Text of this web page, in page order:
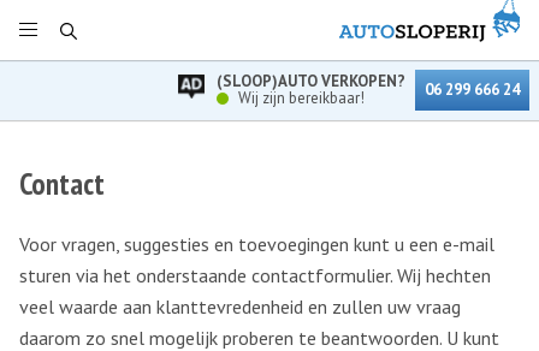
(SLOOP)AUTO VERKOPEN?
Wij zijn bereikbaar!
06 299 666 24
Contact
Voor vragen, suggesties en toevoegingen kunt u een e-mail
sturen via het onderstaande contactformulier. Wij hechten
veel waarde aan klanttevredenheid en zullen uw vraag
daarom zo snel mogelijk proberen te beantwoorden. U kunt